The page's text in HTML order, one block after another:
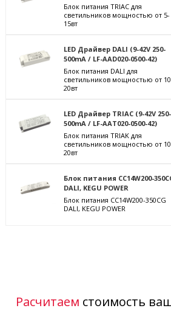
Блок питания TRIAC для
светильников мощностью от 5-
15вт
LED Драйвер DALI (9-42V 250-
500mA / LF-AAD020-0500-42)
Блок питания DALI для
светильников мощностью от
20вт
LED Драйвер TRIAC (9-42V 250-
500mA / LF-AAT020-0500-42)
Блок питания TRIAK для
светильников мощностью от
20вт
Блок питания CC14W200-
DALI, KEGU POWER
Блок питания CC14W200-350CG
DALI, KEGU POWER
Расчитаем стоимость